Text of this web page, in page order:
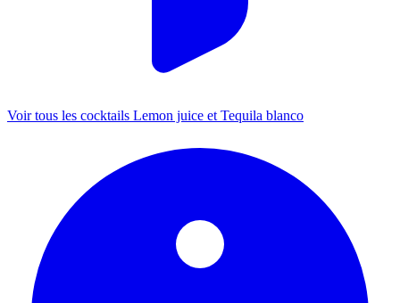
Voir tous les cocktails Lemon juice et Tequila blanco